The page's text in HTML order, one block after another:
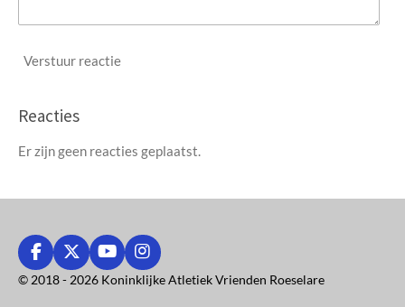
Verstuur reactie
Reacties
Er zijn geen reacties geplaatst.
F
a
X
Y
o
I
n
© 2018 - 2026 Koninklijke Atletiek Vrienden Roeselare